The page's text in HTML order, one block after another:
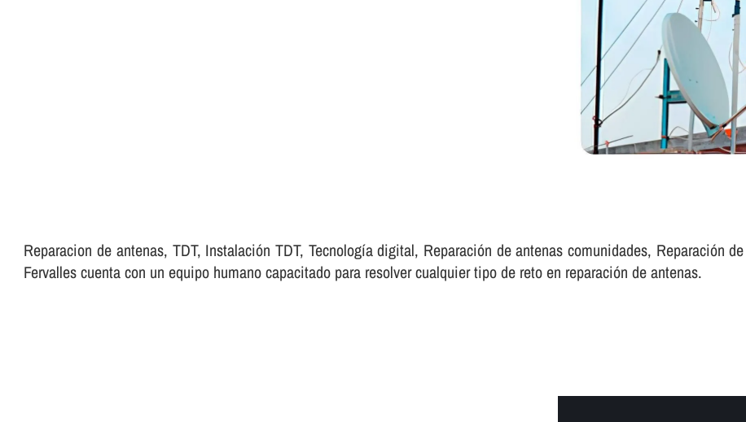
Reparacion de antenas, TDT, Instalación TDT, Tecnologí­a digital, Reparación de antenas comunidades, Reparación
Fervalles cuenta con un equipo humano capacitado para resolver cualquier tipo de reto en reparación de antenas.